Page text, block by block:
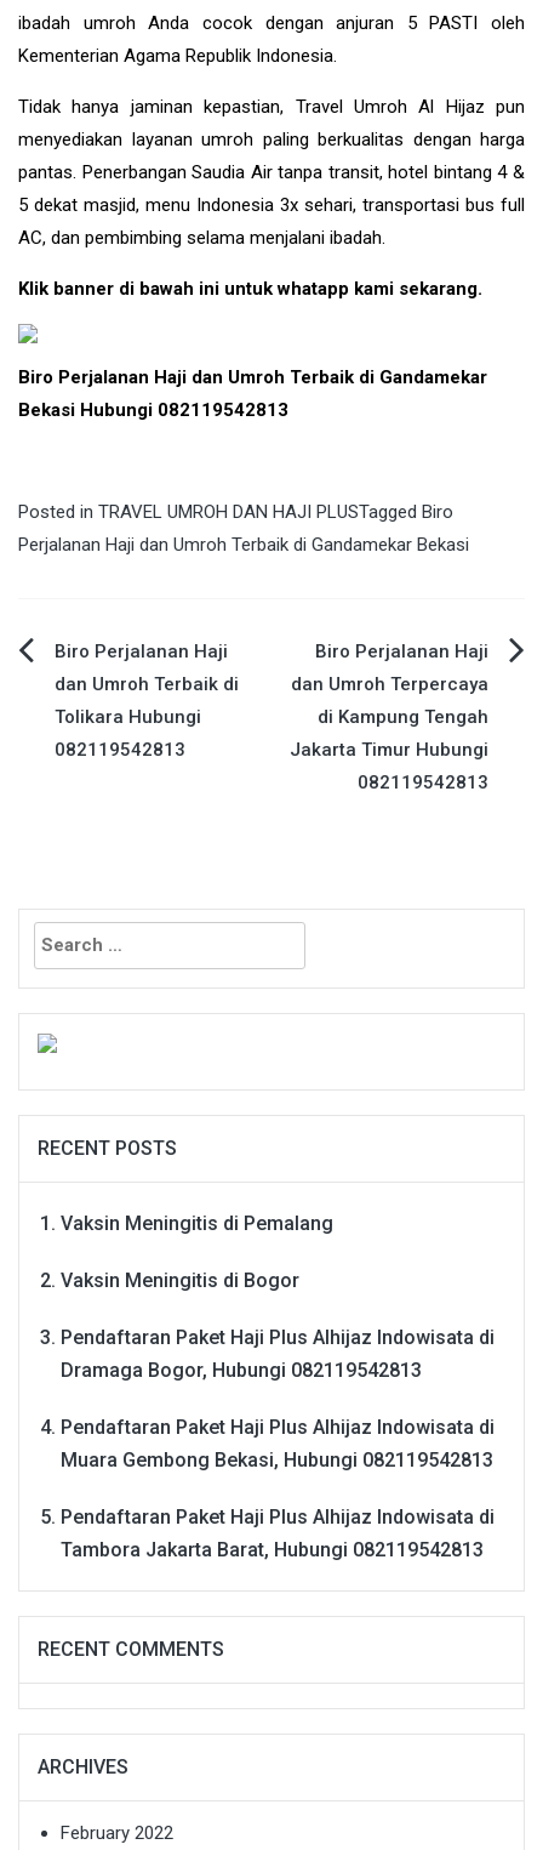
ibadah umroh Anda cocok dengan anjuran 5 PASTI oleh
Kementerian Agama Republik Indonesia.
Tidak hanya jaminan kepastian, Travel Umroh Al Hijaz pun
menyediakan layanan umroh paling berkualitas dengan harga
pantas. Penerbangan Saudia Air tanpa transit, hotel bintang 4 &
5 dekat masjid, menu Indonesia 3x sehari, transportasi bus full
AC, dan pembimbing selama menjalani ibadah.
Klik banner di bawah ini untuk whatapp kami sekarang.
Biro Perjalanan Haji dan Umroh Terbaik di Gandamekar
Bekasi Hubungi 082119542813
Posted in TRAVEL UMROH DAN HAJI PLUSTagged Biro
Perjalanan Haji dan Umroh Terbaik di Gandamekar Bekasi
Post
navigation
Biro Perjalanan Haji
dan Umroh Terbaik di
Tolikara Hubungi
082119542813
Biro Perjalanan Haji
dan Umroh Terpercaya
di Kampung Tengah
Jakarta Timur Hubungi
082119542813
Search
for:
RECENT POSTS
Vaksin Meningitis di Pemalang
Vaksin Meningitis di Bogor
Pendaftaran Paket Haji Plus Alhijaz Indowisata di
Dramaga Bogor, Hubungi 082119542813
Pendaftaran Paket Haji Plus Alhijaz Indowisata di
Muara Gembong Bekasi, Hubungi 082119542813
Pendaftaran Paket Haji Plus Alhijaz Indowisata di
Tambora Jakarta Barat, Hubungi 082119542813
RECENT COMMENTS
ARCHIVES
February 2022